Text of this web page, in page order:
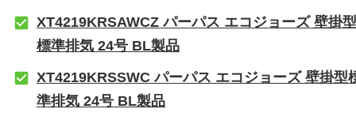
XT4219KRSAWCZ パーパス エコジョーズ 壁掛型
標準排気 24号 BL製品
XT4219KRSSWC パーパス エコジョーズ 壁掛型
準排気 24号 BL製品